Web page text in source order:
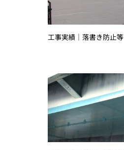
工事実績｜落書き防止等